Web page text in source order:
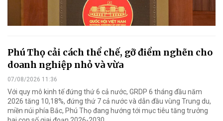
Phú Thọ cải cách thể chế, gỡ điểm nghẽn cho
doanh nghiệp nhỏ và vừa
07/08/2026 11:36
Với quy mô kinh tế đứng thứ 6 cả nước, GRDP 6 tháng đầu năm
2026 tăng 10,18%, đứng thứ 7 cả nước và dẫn đầu vùng Trung du,
miền núi phía Bắc, Phú Thọ đang hướng tới mục tiêu tăng trưởng